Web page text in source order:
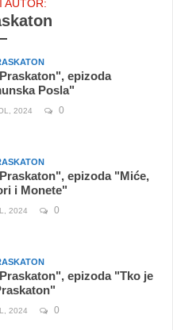
AUTOR:
epizoda
Posla"
2024 0
epizoda "Miće,
i Monete"
2024 0
epizoda "Tko je
2024 0